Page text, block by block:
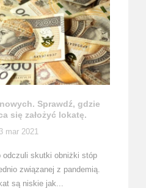
Sprawdź, gdzie
się założyć lokatę.
mar 2021
odczuli skutki obniżki stóp
związanej z pandemią.
są niskie jak...